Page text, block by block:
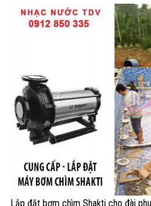
Lắp đặt bơm chìm Shakti cho đài